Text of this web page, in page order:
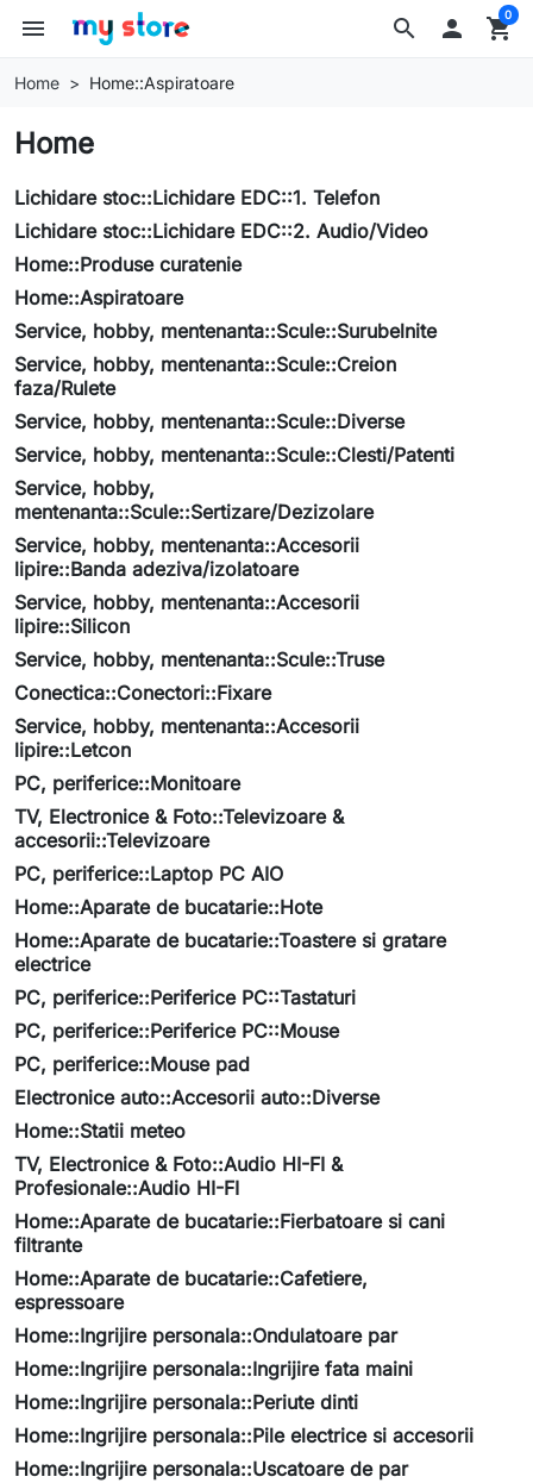
search
menu  shopping_cart
0
Home Home::Aspiratoare
Home
Lichidare stoc::Lichidare EDC::1. Telefon
Lichidare stoc::Lichidare EDC::2. Audio/Video
Home::Produse curatenie
Home::Aspiratoare
Service, hobby, mentenanta::Scule::Surubelnite
Service, hobby, mentenanta::Scule::Creion
faza/Rulete
Service, hobby, mentenanta::Scule::Diverse
Service, hobby, mentenanta::Scule::Clesti/Patenti
Service, hobby,
mentenanta::Scule::Sertizare/Dezizolare
Service, hobby, mentenanta::Accesorii
lipire::Banda adeziva/izolatoare
Service, hobby, mentenanta::Accesorii
lipire::Silicon
Service, hobby, mentenanta::Scule::Truse
Conectica::Conectori::Fixare
Service, hobby, mentenanta::Accesorii
lipire::Letcon
PC, periferice::Monitoare
TV, Electronice & Foto::Televizoare &
accesorii::Televizoare
PC, periferice::Laptop PC AIO
Home::Aparate de bucatarie::Hote
Home::Aparate de bucatarie::Toastere si gratare
electrice
PC, periferice::Periferice PC::Tastaturi
PC, periferice::Periferice PC::Mouse
PC, periferice::Mouse pad
Electronice auto::Accesorii auto::Diverse
Home::Statii meteo
TV, Electronice & Foto::Audio HI-FI &
Profesionale::Audio HI-FI
Home::Aparate de bucatarie::Fierbatoare si cani
filtrante
Home::Aparate de bucatarie::Cafetiere,
espressoare
Home::Ingrijire personala::Ondulatoare par
Home::Ingrijire personala::Ingrijire fata maini
Home::Ingrijire personala::Periute dinti
Home::Ingrijire personala::Pile electrice si accesorii
Home::Ingrijire personala::Uscatoare de par